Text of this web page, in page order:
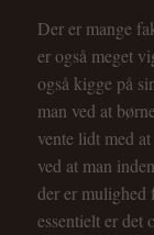
Der er mange
er også meget
også kigge på
man ved at
vente lidt med
ved at man
der er mulighed
essentielt er det